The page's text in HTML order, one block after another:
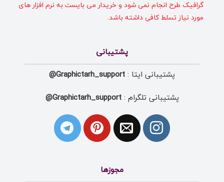
گرافیک طرح انجام نمی شود و خریدار می بایست به نرم افزار های
مورد نیاز تسلط کافی داشته باشد.
پشتیبانی
پشتیبانی ایتا : Graphictarh_support@
پشتیبانی تلگرام :Graphictarh_support@
مجوزها